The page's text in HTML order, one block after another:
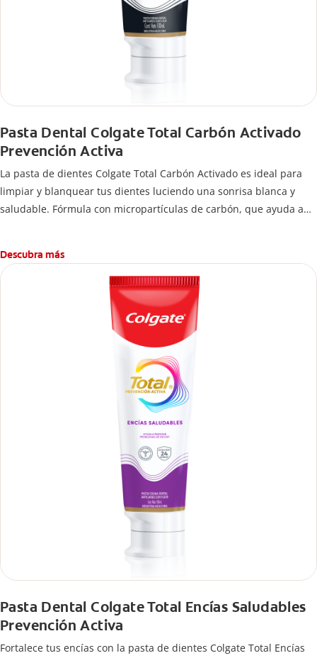
Pasta Dental Colgate Total Carbón Activado
Prevención Activa
La pasta de dientes Colgate Total Carbón Activado es ideal para
limpiar y blanquear tus dientes luciendo una sonrisa blanca y
saludable. Fórmula con micropartículas de carbón, que ayuda a
usa para ayudar a remover manchas superficiales? También
encontrarás cómo incluirla en tu rutina, en casa o de viaje, con
tips de cepillado para una sonrisa sana.
Descubra más
Pasta Dental Colgate Total Encías Saludables
Prevención Activa
Fortalece tus encías con la pasta de dientes Colgate Total Encías